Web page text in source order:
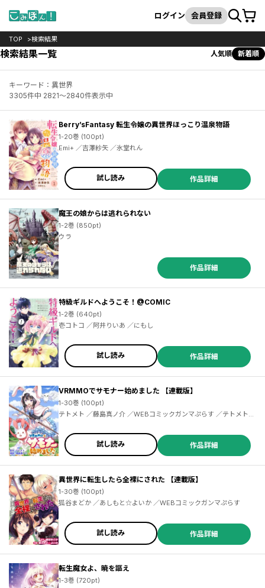
検索
ログイン 会員登録カート
TOP 検索結果
検索結果一覧 人気順 新着順
キーワード：異世界
3305件中 2821～2840件表示中
Berry’sFantasy 転生令嬢の異世界ほっこり温泉物語
1-20巻 (100pt)
Emi+ ／吉澤紗矢 ／氷堂れん
試し読み 作品詳細
魔王の娘からは逃れられない
1-2巻 (850pt)
ウラ
作品詳細
特級ギルドへようこそ！@COMIC
1-2巻 (640pt)
壱コトコ ／阿井りいあ ／にもし
試し読み 作品詳細
VRMMOでサモナー始めました 【連載版】
1-30巻 (100pt)
テトメト ／藤島真ノ介 ／WEBコミックガンマぷらす ／テトメト
試し読み 作品詳細
異世界に転生したら全裸にされた 【連載版】
1-30巻 (100pt)
狐谷まどか ／あしもと☆よいか ／WEBコミックガンマぷらす
試し読み 作品詳細
転生魔女よ、暁を謳え
1-3巻 (720pt)